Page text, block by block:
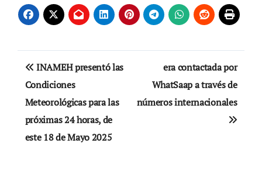
Navegación
de
entradas
INAMEH presentó las
Condiciones
Meteorológicas para las
próximas 24 horas, de
este 18 de Mayo 2025
era contactada por
WhatSaap a través de
números internacionales